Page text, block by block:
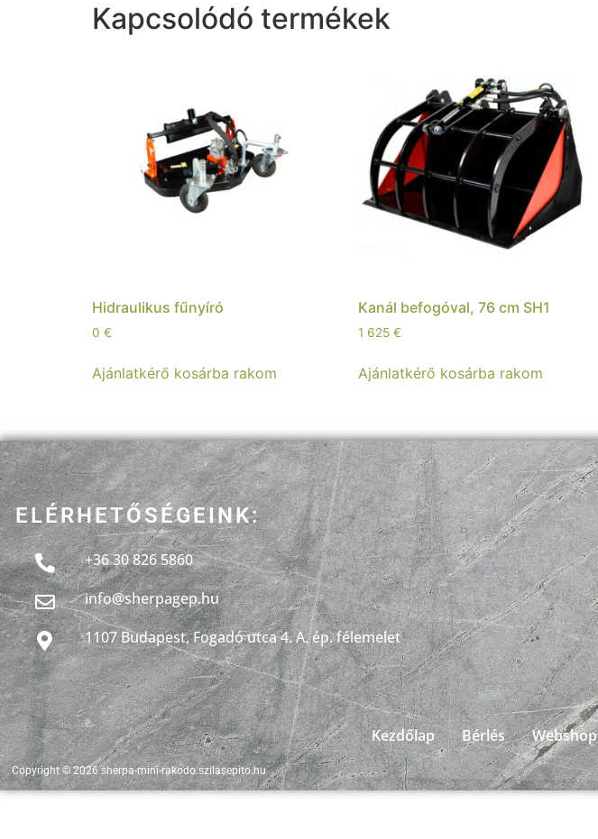
Kapcsolódó termékek
Hidraulikus fűnyíró
0 €
Ajánlatkérő kosárba rakom
Kanál befogóval, 76 cm SH1
1 625 €
Ajánlatkérő kosárba rakom
ELÉRHETŐSÉGEINK:
+36 30 826 5860
info@sherpagep.hu
1107 Budapest, Fogadó utca 4. A. ép. félemelet
Kezdőlap Bérlés Webshop
Copyright © 2026 sherpa-mini-rakodo.szilasepito.hu